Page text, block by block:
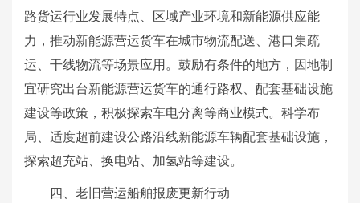
路货运行业发展特点、区域产业环境和新能源供应能
力，推动新能源营运货车在城市物流配送、港口集疏
运、干线物流等场景应用。鼓励有条件的地方，因地制
宜研究出台新能源营运货车的通行路权、配套基础设施
建设等政策，积极探索车电分离等商业模式。科学布
局、适度超前建设公路沿线新能源车辆配套基础设施，
探索超充站、换电站、加氢站等建设。
四、老旧营运船舶报废更新行动